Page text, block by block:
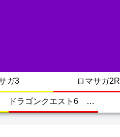
ガ3 ロマサガ2R
ドラゴンクエスト6 幻の大地